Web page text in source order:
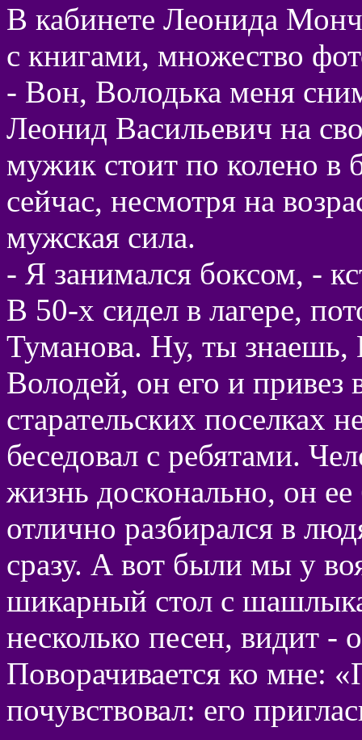
В кабинете Леонида
с книгами, множество
- Вон, Володька меня
Леонид Васильевич на
мужик стоит по колено в
сейчас, несмотря на
мужская сила.
- Я занимался боксом, -
В 50-х сидел в лагере,
Туманова. Ну, ты
Володей, он его и
старательских поселках
беседовал с ребятами.
жизнь досконально, он
отлично разбирался в
сразу. А вот были мы у
шикарный стол с
несколько песен, видит -
Поворачивается ко мне:
почувствовал: его